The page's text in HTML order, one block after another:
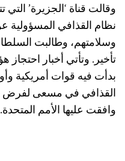
وقالت قناة ‘الجزيرة’
نظام القذافي المسؤولية
وسلامتهم، وطالبت
تأخير. وتأتي أخبار
بدأت فيه قوات أمريكية
القذافي في مسعى لفرض
وافقت عليها الأمم المتحدة.